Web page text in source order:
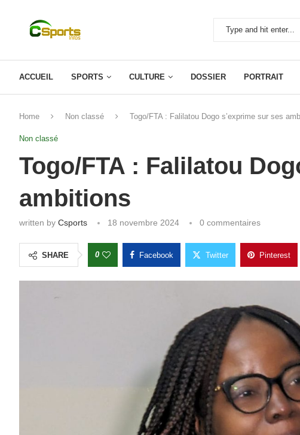
ACCUEIL SPORTS CULTURE DOSSIER PORTRAIT
Home Non classé Togo/FTA : Falilatou Dogo s’exprime sur ses
Non classé
Togo/FTA : Falilatou
ambitions
written by Csports 18 novembre 2024 0 commentaires
SHARE 0 Facebook Twitter Pinterest